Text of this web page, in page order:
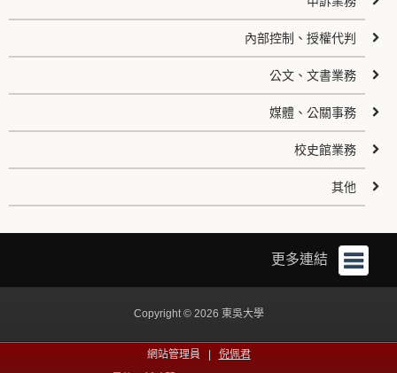
內部控制、授權代判
公文、文書業務
媒體、公關事務
校史館業務
其他
更多連結
Copyright © 2026 東吳大學
網站管理員 | 倪佩君